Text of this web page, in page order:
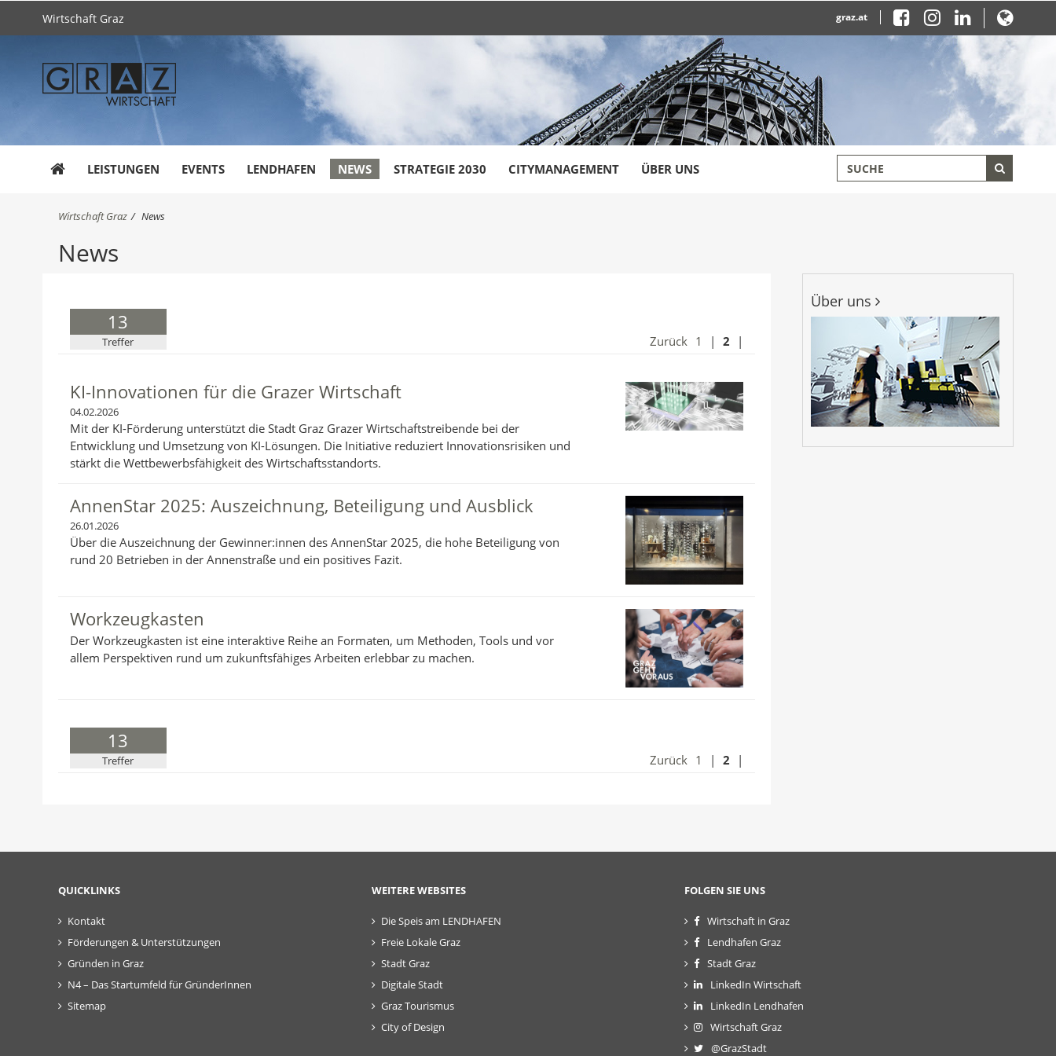
Wirtschaft Graz graz.at
LEISTUNGEN EVENTS LENDHAFEN NEWS STRATEGIE 2030 CITYMANAGEMENT ÜBER UNS
S
e
s
Wirtschaft Graz News
News
13
Treffer Zurück 1 | 2 |
KI-Innovationen für die Grazer Wirtschaft
04.02.2026
Mit der KI-Förderung unterstützt die Stadt Graz Grazer Wirtschaftstreibende bei der
Entwicklung und Umsetzung von KI-Lösungen. Die Initiative reduziert Innovationsrisiken und
stärkt die Wettbewerbsfähigkeit des Wirtschaftsstandorts.
AnnenStar 2025: Auszeichnung, Beteiligung und Ausblick
26.01.2026
Über die Auszeichnung der Gewinner:innen des AnnenStar 2025, die hohe Beteiligung von
rund 20 Betrieben in der Annenstraße und ein positives Fazit.
Workzeugkasten
Der Workzeugkasten ist eine interaktive Reihe an Formaten, um Methoden, Tools und vor
allem Perspektiven rund um zukunftsfähiges Arbeiten erlebbar zu machen.
13
Treffer Zurück 1 | 2 |
Über uns
QUICKLINKS
Kontakt
Förderungen & Unterstützungen
Gründen in Graz
N4 – Das Startumfeld für GründerInnen
Sitemap
WEITERE WEBSITES
Die Speis am LENDHAFEN
Freie Lokale Graz
Stadt Graz
Digitale Stadt
Graz Tourismus
City of Design
FOLGEN SIE UNS
Wirtschaft in Graz
Lendhafen Graz
Stadt Graz
LinkedIn Wirtschaft
LinkedIn Lendhafen
Wirtschaft Graz
@GrazStadt